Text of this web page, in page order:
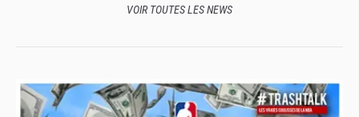
VOIR TOUTES LES NEWS